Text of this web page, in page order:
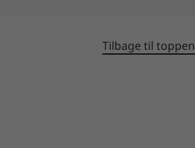
Tilbage til toppen